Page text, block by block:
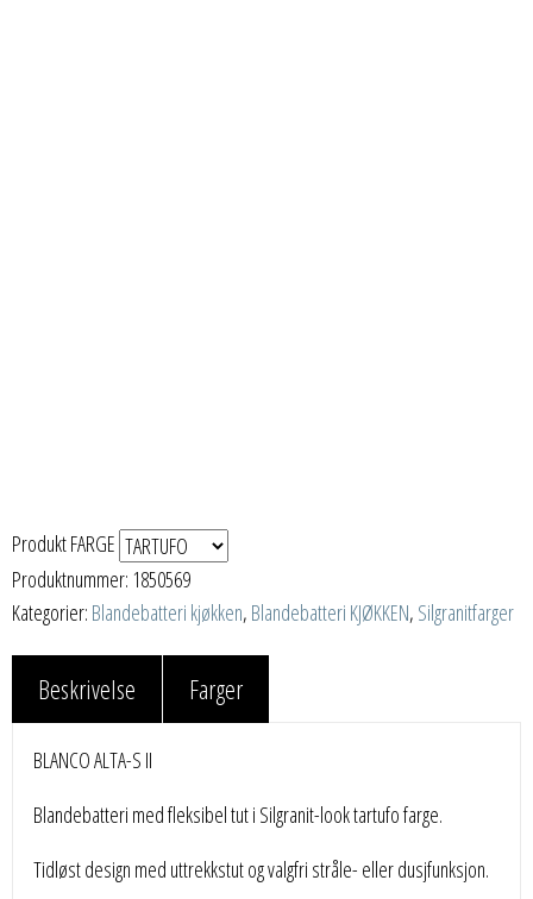
Produkt FARGE
Produktnummer: 1850569
Kategorier: Blandebatteri kjøkken, Blandebatteri KJØKKEN, Silgranitfarger
Beskrivelse Farger
BLANCO ALTA-S II
Blandebatteri med fleksibel tut i Silgranit-look tartufo farge.
Tidløst design med uttrekkstut og valgfri stråle- eller dusjfunksjon.